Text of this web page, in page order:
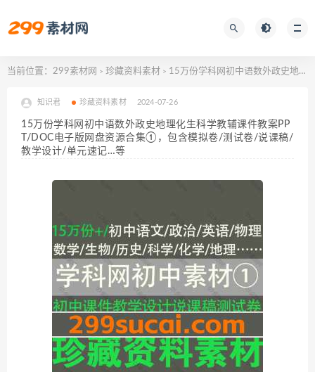
当前位置： 299素材网 > 珍藏资料素材 > 15万份学科网初中语数外政史地理化生科学教辅课件教案PPT/DOC电子版网盘资源合集①，包含模拟卷/测试卷/说课稿/教学设计/单元速记…等
知识君 珍藏资料素材 2024-07-26
15万份学科网初中语数外政史地理化生科学教辅课件教案PP
T/DOC电子版网盘资源合集①，包含模拟卷/测试卷/说课稿/
教学设计/单元速记…等